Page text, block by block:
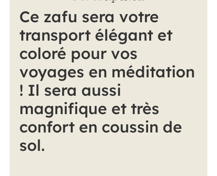
Ce zafu sera votre
transport élégant et
coloré pour vos
voyages en méditation
! Il sera aussi
magnifique et très
confort en coussin de
sol.